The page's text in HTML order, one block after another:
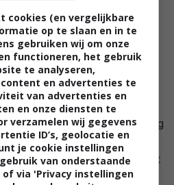
haar man Ronnie, hebben
en haar zoon geen andere
haar kritische en dominante
die Iris de schuld
8 Jaar later woont Iris er nog
voor zwangere
winkel. Daarnaast neemt
en leeft ze voortdurend met
cookies (en vergelijkbare
op te slaan en in te
gebruiken wij om onze
functioneren, het gebruik
te analyseren,
en advertenties te
van advertenties en
en onze diensten te
verzamelen wij gegevens
ID’s, geolocatie en
je cookie instellingen
van onderstaande
via 'Privacy instellingen